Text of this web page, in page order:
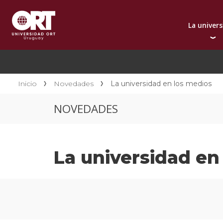
La
Presentación
Reconocimientos
Contacto
Inicio Novedades La universidad en los medios
NOVEDADES
La universidad